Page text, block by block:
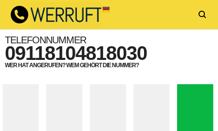
TELEFONNUMMER
09118104818030
WER HAT ANGERUFEN? WEM GEHÖRT DIE NUMMER?